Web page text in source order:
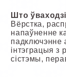
Што
Вёрстка,
напаўненне
падключэнне
інтэграцыя з
сістэмы,